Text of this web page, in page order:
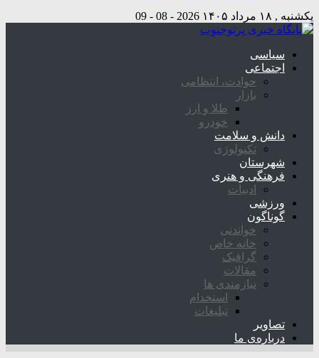
یکشنبه , ۱۸ مرداد ۱۴۰۵ 2026 - 08 - 09
سیاسی
اجتماعی
حوادث، انتظامی
بازار
طلا و ارز
خودرو
دانش و سلامت
تکنولوژی
شهرستان
فرهنگی و هنری
ادبیات
ورزشی
گوناگون
خواندنی
خانه خاص
گرافیک
مقالات
نیازمندی ها
استخدام
تبلیغات
تصاویر
درباره‌ی ما